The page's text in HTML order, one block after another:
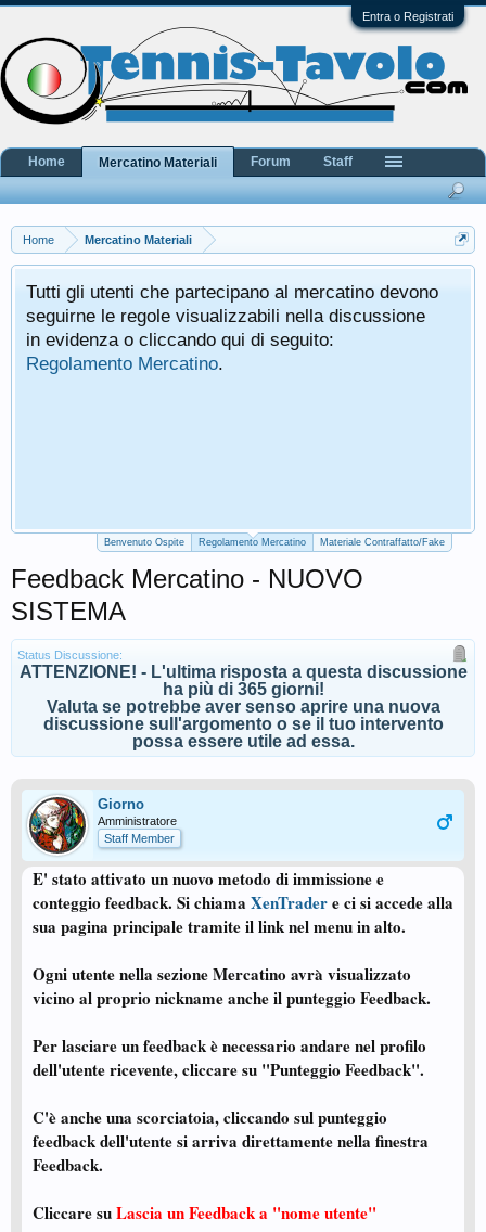
Entra o Registrati
Home Mercatino Materiali
Tutti gli utenti che partecipano al mercatino devono
seguirne le regole visualizzabili nella discussione
in evidenza o cliccando qui di seguito:
Regolamento Mercatino.
Benvenuto Ospite Regolamento Mercatino Materiale Contraffatto/Fake
Feedback Mercatino - NUOVO
SISTEMA
Status Discussione:
ATTENZIONE! - L'ultima risposta a questa discussione
ha più di 365 giorni!
Valuta se potrebbe aver senso aprire una nuova
discussione sull'argomento o se il tuo intervento
possa essere utile ad essa.
Giorno
Amministratore
Staff Member
E' stato attivato un nuovo metodo di immissione e
conteggio feedback. Si chiama XenTradere ci si accede alla
sua pagina principale tramite il link nel menu in alto.
Ogni utente nella sezione Mercatino avrà visualizzato
vicino al proprio nickname anche il punteggio Feedback.
Per lasciare un feedback è necessario andare nel profilo
dell'utente ricevente, cliccare su "Punteggio Feedback".
C'è anche una scorciatoia, cliccando sul punteggio
feedback dell'utente si arriva direttamente nella finestra
Feedback.
Cliccare suLascia un Feedback a "nome utente"
Home Mercatino Materiali Forum Staff